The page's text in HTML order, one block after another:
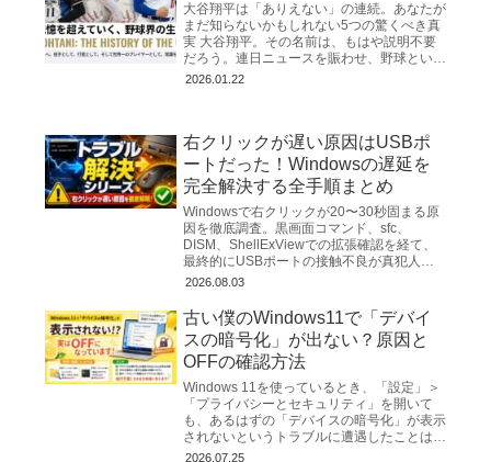
大谷翔平は「ありえない」の連続。あなたが
まだ知らないかもしれない5つの驚くべき真
実 大谷翔平。その名前は、もはや説明不要
だろう。連日ニュースを賑わせ、野球という
スポーツの枠を超えて世界中を熱狂させるス
2026.01.22
右クリックが遅い原因はUSBポ
ートだった！Windowsの遅延を
完全解決する全手順まとめ
Windowsで右クリックが20〜30秒固まる原
因を徹底調査。黒画面コマンド、sfc、
DISM、ShellExViewでの拡張確認を経て、
最終的にUSBポートの接触不良が真犯人と
判明。完全解決までの全手順を詳しく解説。
2026.08.03
古い僕のWindows11で「デバイ
スの暗号化」が出ない？原因と
OFFの確認方法
Windows 11を使っているとき、「設定」＞
「プライバシーとセキュリティ」を開いて
も、あるはずの「デバイスの暗号化」が表示
されないというトラブルに遭遇したことはあ
りませんか？ 「暗号化を解除（OFF）した
2026.07.25